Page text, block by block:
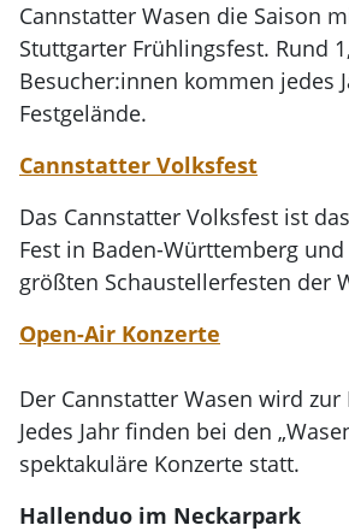
Cannstatter Wasen die Saison
Stuttgarter Frühlingsfest. Rund
Besucher:innen kommen jedes
Festgelände.
Cannstatter Volksfest
Das Cannstatter Volksfest ist
Fest in Baden-Württemberg
größten Schaustellerfesten der
Open-Air Konzerte
Der Cannstatter Wasen wird zur
Jedes Jahr finden bei den
spektakuläre Konzerte statt.
Hallenduo im Neckarpark